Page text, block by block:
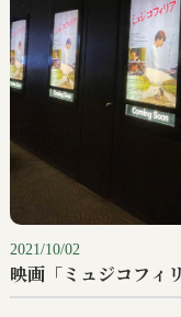
2021/10/02
映画「ミュジコフィ